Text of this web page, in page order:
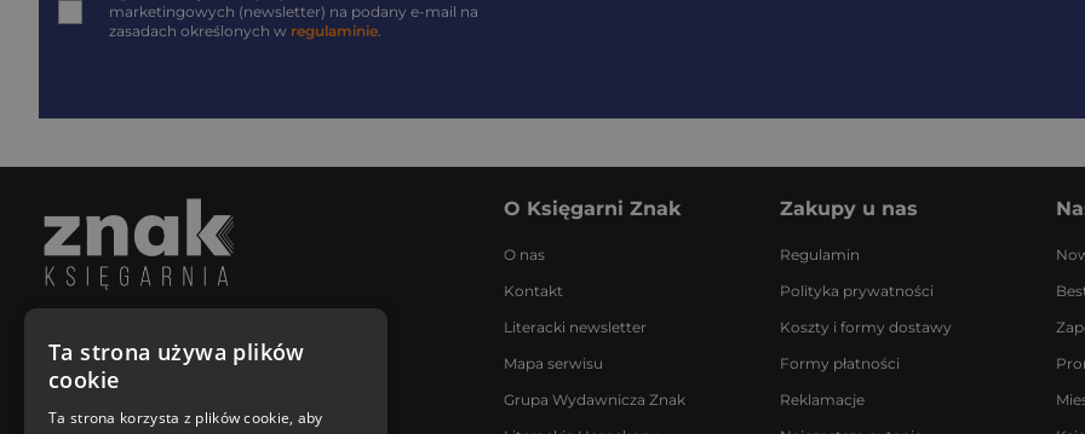
marketingowych (newsletter) na podany e-mail na
zasadach określonych w regulaminie.
Poniedziałek - Piątek
8:00 - 18:00
[email protected]
O Księgarni Znak
O nas
Kontakt
Literacki newsletter
Mapa serwisu
Grupa Wydawnicza Znak
Zakupy u nas
Regulamin
Polityka prywatności
Koszty i formy dostawy
Formy płatności
Reklamacje
Ta strona używa plików
cookie
Ta strona korzysta z plików cookie, aby